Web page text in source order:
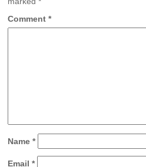
Comment*
Name*
Email*